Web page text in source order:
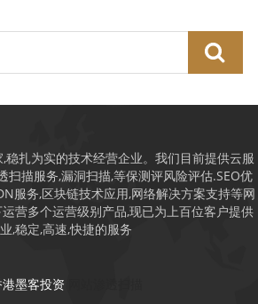
稳扎为实的技术经营企业。我们目前提供云服
扫描服务,漏洞扫描,等保测评风险评估.SEO优
服务,区块链技术应用,网络解决方案支持等网
营多个运营级别产品,现已为上百位客户提供
,稳定,高速,快捷的服务
墨客投资